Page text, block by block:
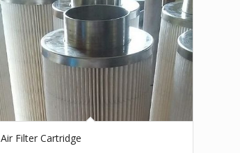
Air Filter Cartridge